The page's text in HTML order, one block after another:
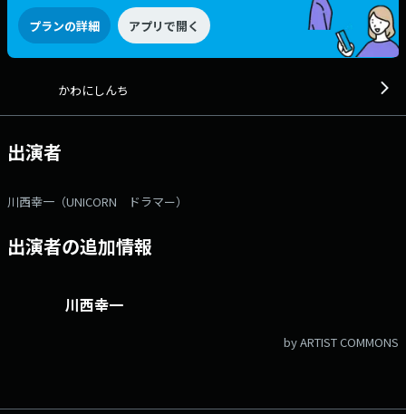
プランの詳細 アプリで開く
かわにしんち
出演者
川西幸一（UNICORN ドラマー）
出演者の追加情報
川西幸一
by ARTIST COMMONS